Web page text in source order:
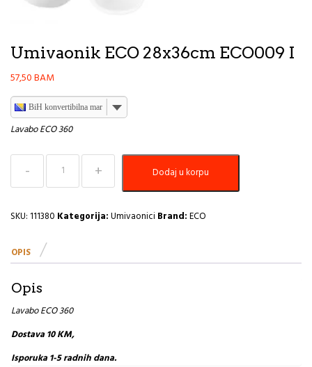
Umivaonik ECO 28x36cm ECO009 I
57,50BAM
BiH konvertibilna marka
Lavabo ECO 360
Umivaonik
28x36cm
I
Dodaj u korpu
SKU: 111380 Kategorija:Umivaonici Brand:ECO
OPIS
Opis
Lavabo ECO 360
Dostava 10 KM,
Isporuka 1-5 radnih dana.